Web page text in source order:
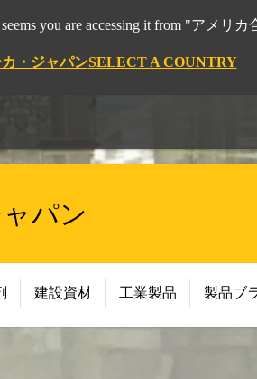
you are accessing it from "アメリカ
・ジャパンSELECT A COUNTRY
パン
建設資材 工業製品 製品ブ